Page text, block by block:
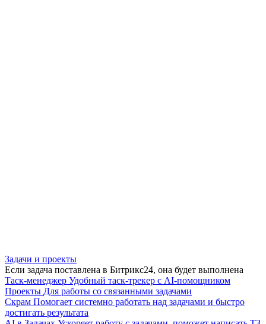
Задачи и проекты
Если задача поставлена в Битрикс24, она будет выполнена
Таск-менеджер Удобный таск-трекер с AI-помощником
Проекты Для работы со связанными задачами
Скрам Помогает системно работать над задачами и быстро
достигать результата